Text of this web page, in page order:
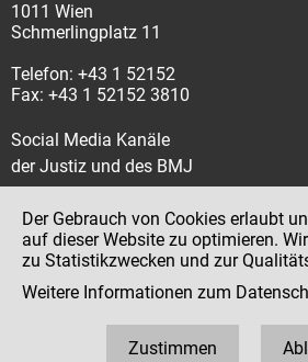
1011 Wien
Schmerlingplatz 11
Telefon: +43 1 52152
Fax: +43 1 52152 3810
Social Media Kanäle
der Justiz und des BMJ
Impressum
Datenschutz
Der Gebrauch von Cookies erlaubt
auf dieser Website zu optimieren.
zu Statistikzwecken und zur
Weitere Informationen zum
Zustimmen